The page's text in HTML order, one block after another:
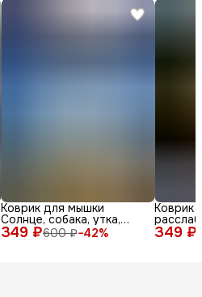
349 ₽600 ₽−42%
Коврик для мышки
Солнце, собака, утка,
очки, море, доска, ле 349 ₽
Коврик